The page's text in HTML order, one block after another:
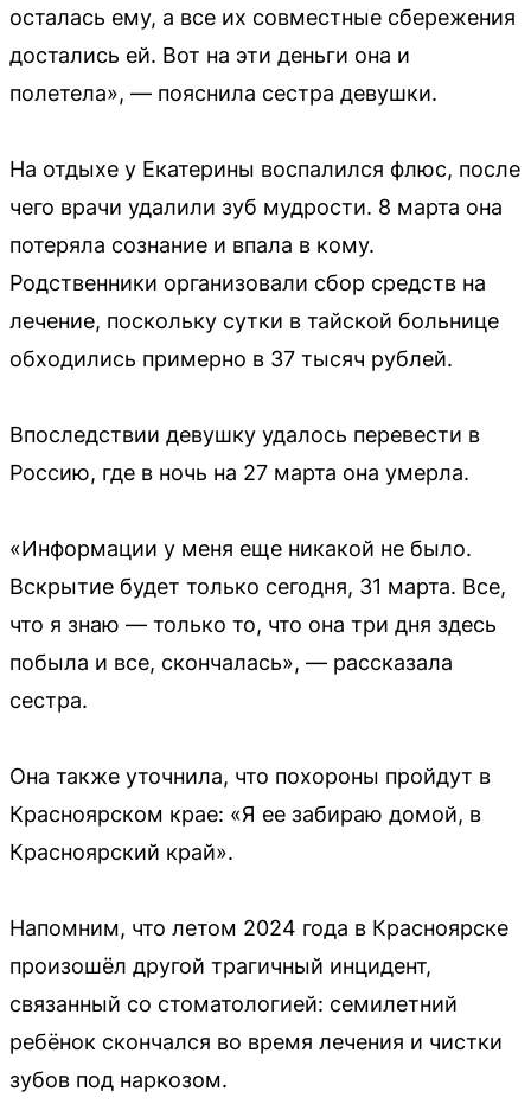
осталась ему, а все их совместные сбережения
достались ей. Вот на эти деньги она и
полетела», — пояснила сестра девушки.
На отдыхе у Екатерины воспалился флюс, после
чего врачи удалили зуб мудрости. 8 марта она
потеряла сознание и впала в кому.
Родственники организовали сбор средств на
лечение, поскольку сутки в тайской больнице
обходились примерно в 37 тысяч рублей.
Впоследствии девушку удалось перевести в
Россию, где в ночь на 27 марта она умерла.
«Информации у меня еще никакой не было.
Вскрытие будет только сегодня, 31 марта. Все,
что я знаю — только то, что она три дня здесь
побыла и все, скончалась», — рассказала
сестра.
Она также уточнила, что похороны пройдут в
Красноярском крае: «Я ее забираю домой, в
Красноярский край».
Напомним, что летом 2024 года в Красноярске
произошёл другой трагичный инцидент,
связанный со стоматологией: семилетний
ребёнок скончался во время лечения и чистки
зубов под наркозом.